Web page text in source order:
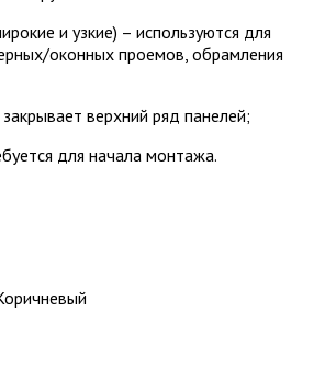
и узкие) – используются для
оконных проемов, обрамления
верхний ряд панелей;
для начала монтажа.